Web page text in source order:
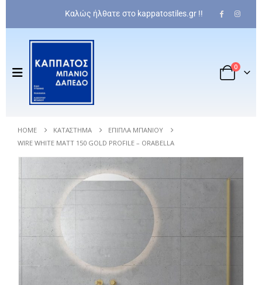
Καλώς ήλθατε στο kappatostiles.gr !!
0
HOME ΚΑΤΆΣΤΗΜΑ
ΈΠΙΠΛΑ ΜΠΆΝΙΟΥ
WIRE WHITE MATT 150 GOLD PROFILE – ORABELLA